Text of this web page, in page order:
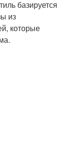
базируется
из
которые